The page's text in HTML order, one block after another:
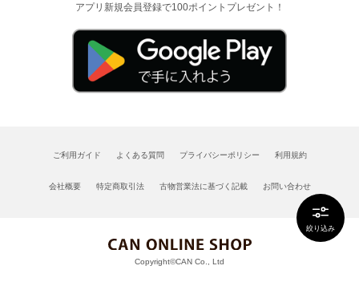
絞り込み
アプリ新規会員登録で100ポイントプレゼント！
ご利用ガイド よくある質問 プライバシーポリシー 利用規約
会社概要 特定商取引法 古物営業法に基づく記載 お問い合わせ
Copyright©CAN Co., Ltd